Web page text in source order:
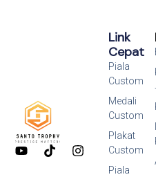
Y T
i
I
Link
Cepat
Piala
Custom
Medali
Custom
Plakat
Custom
Piala